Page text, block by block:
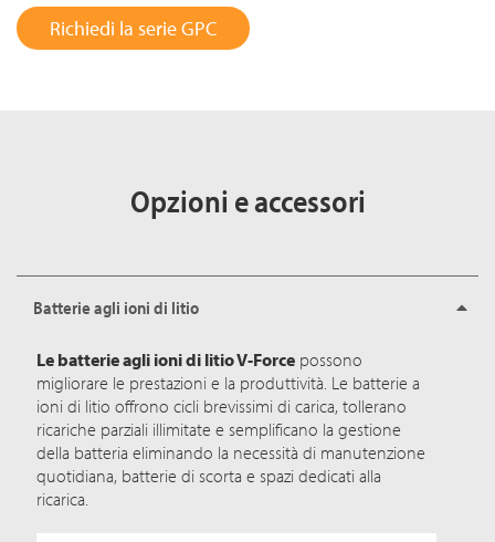
Richiedi la serie GPC
Opzioni e accessori
Batterie agli ioni di litio
Le batterie agli ioni di litio V-Force possono
migliorare le prestazioni e la produttività. Le batterie a
ioni di litio offrono cicli brevissimi di carica, tollerano
ricariche parziali illimitate e semplificano la gestione
della batteria eliminando la necessità di manutenzione
quotidiana, batterie di scorta e spazi dedicati alla
ricarica.